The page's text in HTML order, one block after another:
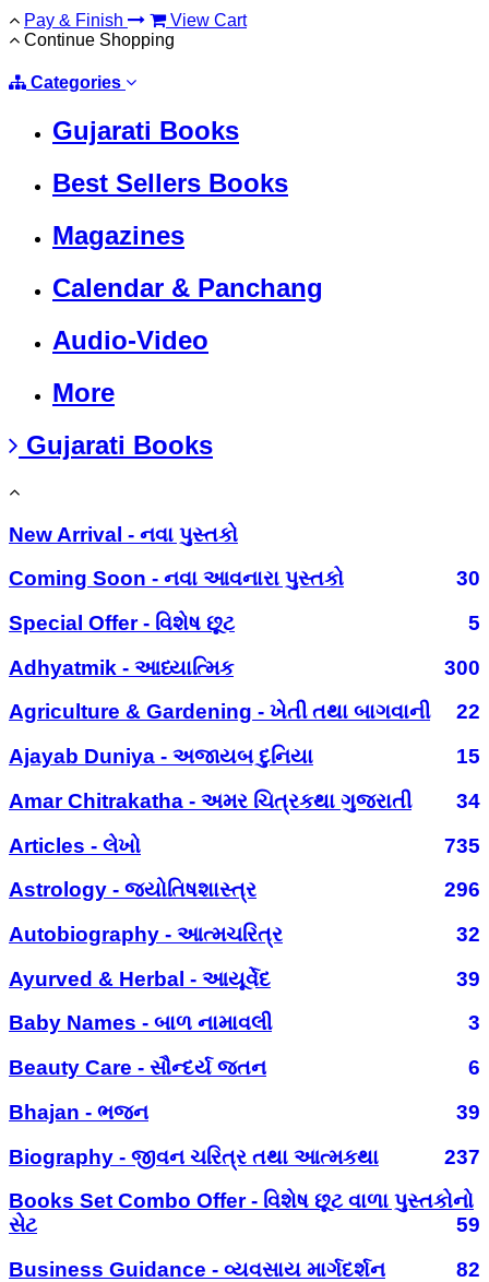
Pay & Finish
View Cart
Continue Shopping
Categories
Gujarati Books
Best Sellers Books
Magazines
Calendar & Panchang
Audio-Video
More
Gujarati Books
New Arrival - નવા પુસ્તકો
Coming Soon - નવા આવનારા પુસ્તકો
30
Special Offer - વિશેષ છૂટ
5
Adhyatmik - આધ્યાત્મિક
300
Agriculture & Gardening - ખેતી તથા બાગવાની
22
Ajayab Duniya - અજાયબ દુનિયા
15
Amar Chitrakatha - અમર ચિત્રકથા ગુજરાતી
34
Articles - લેખો
735
Astrology - જ્યોતિષશાસ્ત્ર
296
Autobiography - આત્મચરિત્ર
32
Ayurved & Herbal - આયૂર્વેદ
39
Baby Names - બાળ નામાવલી
3
Beauty Care - સૌન્દર્ય જતન
6
Bhajan - ભજન
39
Biography - જીવન ચરિત્ર તથા આત્મકથા
237
Books Set Combo Offer - વિશેષ છૂટ વાળા પુસ્તકોનો
સેટ
59
Business Guidance - વ્યવસાય માર્ગદર્શન
82